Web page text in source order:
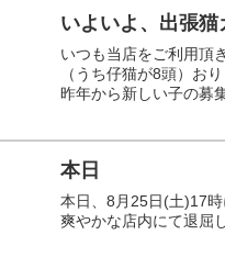
いよいよ、出張
いつも当店をご利用頂
（うち仔猫が8頭）お
昨年から新しい子の募
本日
本日、8月25日(土)17
爽やかな店内にて退屈